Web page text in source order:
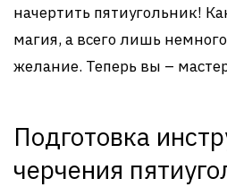
начертить пятиугольник!
магия, а всего лишь
желание. Теперь вы –
Подготовка
черчения